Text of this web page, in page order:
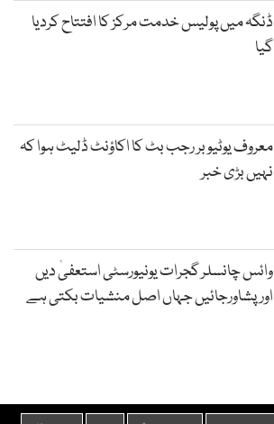
ڈنگہ میں پولیس خدمت مرکز کا افتتاح کردیا
گیا
معروف یوٹیوبر رجب بٹ کا اکاؤنٹ ڈلیٹ ہوا کہ
نہیں بڑی خبر
وائس چانسلر گجرات یونیورسٹی استعفیٰ دیں
اورپشاورجائیں جہاں اصل منشیات بکتی ہے